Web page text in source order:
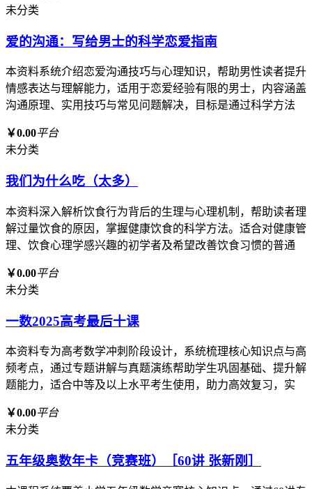
未分类
爱的沟通：写给男士的科学恋爱指南
本资料系统介绍恋爱沟通技巧与心理知识，帮助男性读者提升
情感表达与理解能力，适用于恋爱经验有限的男士，内容涵盖
沟通原理、实用技巧与常见问题解决，目标是通过科学方法
￥0.00平台
未分类
我们为什么吃（太多）
本资料深入解析饮食行为背后的生理与心理机制，帮助读者理
解过量饮食的原因，掌握健康饮食的科学方法。适合对健康管
理、饮食心理学感兴趣的初学者及希望改善饮食习惯的普通
￥0.00平台
未分类
一数2025高考最后十课
本资料专为高考数学冲刺阶段设计，系统梳理核心知识点与高
频考点，通过专题讲解与真题演练帮助学生巩固基础、提升解
题能力，适合中等及以上水平考生使用，助力高效复习，实
￥0.00平台
未分类
五年级奥数年卡（竞赛班）［60讲 张新刚］